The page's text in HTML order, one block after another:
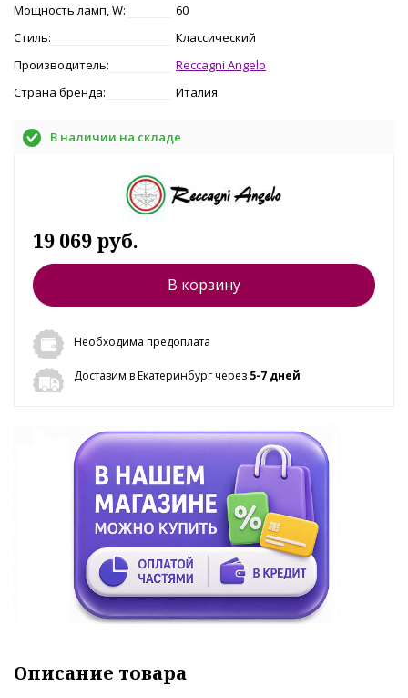
Мощность ламп, W:
60
Стиль:
Классический
Производитель:
Reccagni Angelo
Страна бренда:
Италия
В наличии на складе
19 069 руб.
В корзину
Необходима предоплата
Доставим в Екатеринбург через 5-7 дней
Описание товара